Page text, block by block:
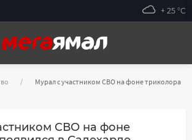
+ 25 °С
Мурал с участником СВО на фоне триколора
СВО на фоне